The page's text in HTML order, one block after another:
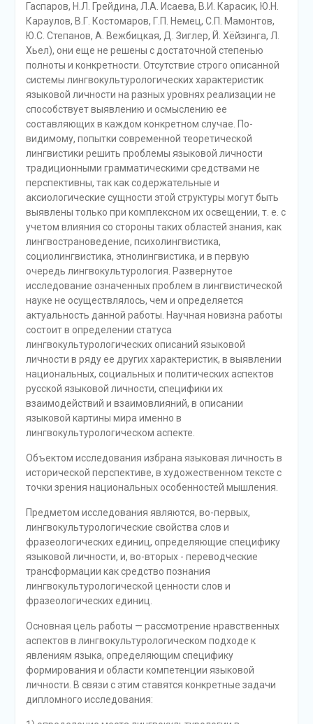
Гаспаров, Н.Л. Грейдина, Л.А. Исаева, В.И. Карасик, Ю.Н.
Караулов, В.Г. Костомаров, Г.П. Немец, С.П. Мамонтов,
Ю.С. Степанов, А. Вежбицкая, Д. Зиглер, Й. Хёйзинга, Л.
Хьел), они еще не решены с достаточной степенью
полноты и конкретности. Отсутствие строго описанной
системы лингвокультурологических характеристик
языковой личности на разных уровнях реализации не
способствует выявлению и осмыслению ее
составляющих в каждом конкретном случае. По-
видимому, попытки современной теоретической
лингвистики решить проблемы языковой личности
традиционными грамматическими средствами не
перспективны, так как содержательные и
аксиологические сущности этой структуры могут быть
выявлены только при комплексном их освещении, т. е. с
учетом влияния со стороны таких областей знания, как
лингвострановедение, психолингвистика,
социолингвистика, этнолингвистика, и в первую
очередь лингвокультурология. Развернутое
исследование означенных проблем в лингвистической
науке не осуществлялось, чем и определяется
актуальность данной работы. Научная новизна работы
состоит в определении статуса
лингвокультурологических описаний языковой
личности в ряду ее других характеристик, в выявлении
национальных, социальных и политических аспектов
русской языковой личности, специфики их
взаимодействий и взаимовлияний, в описании
языковой картины мира именно в
лингвокультурологическом аспекте.
Объектом исследования избрана языковая личность в
исторической перспективе, в художественном тексте с
точки зрения национальных особенностей мышления.
Предметом исследования являются, во-первых,
лингвокультурологические свойства слов и
фразеологических единиц, определяющие специфику
языковой личности, и, во-вторых - переводческие
трансформации как средство познания
лингвокультурологической ценности слов и
фразеологических единиц.
Основная цель работы — рассмотрение нравственных
аспектов в лингвокультурологическом подходе к
явлениям языка, определяющим специфику
формирования и области компетенции языковой
личности. В связи с этим ставятся конкретные задачи
дипломного исследования: